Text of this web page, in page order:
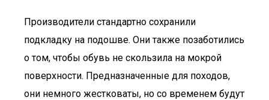
Производители стандартно сохранили
подкладку на подошве. Они также позаботились
о том, чтобы обувь не скользила на мокрой
поверхности. Предназначенные для походов,
они немного жестковаты, но со временем будут